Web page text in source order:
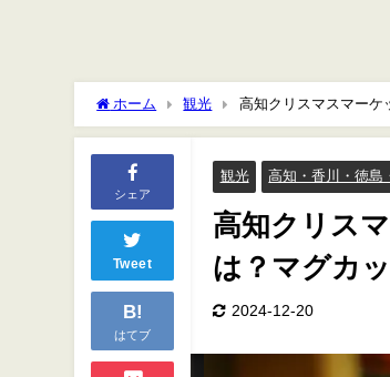
ホーム 観光 高知クリスマスマーケ
シェア
Tweet
B!
はてブ
観光 高知・香川・徳島
高知クリス
は？マグカ
2024-12-20